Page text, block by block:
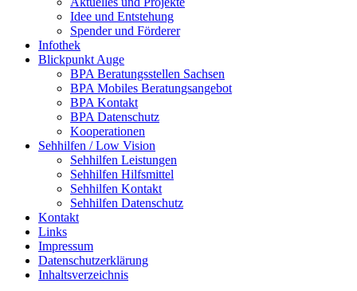
Idee und Entstehung
Spender und Förderer
Infothek
Blickpunkt Auge
BPA Beratungsstellen Sachsen
BPA Mobiles Beratungsangebot
BPA Kontakt
BPA Datenschutz
Kooperationen
Sehhilfen / Low Vision
Sehhilfen Leistungen
Sehhilfen Hilfsmittel
Sehhilfen Kontakt
Sehhilfen Datenschutz
Kontakt
Links
Impressum
Datenschutzerklärung
Inhaltsverzeichnis